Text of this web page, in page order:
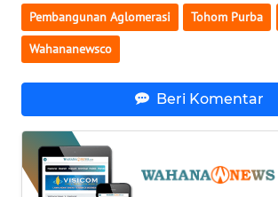
Pembangunan Aglomerasi Tohom Purba
Wahananewsco
Beri Komentar
WN
GORONTALO
WN
MALUKU